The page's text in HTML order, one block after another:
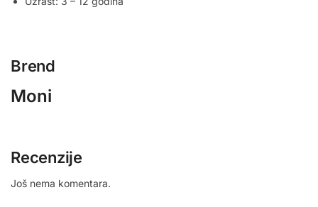
Brend
Moni
Recenzije
Još nema komentara.